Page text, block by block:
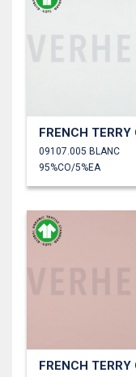
09107.005 BLANC
95%CO/5%EA